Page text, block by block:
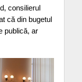
consilierul
că din bugetul
publică, ar